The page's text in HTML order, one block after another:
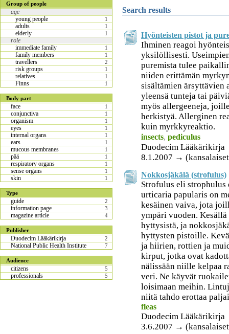
Group of people
age
young people
1
adults 1
elderly 1
role
immediate family
1
family members 1
travellers 2
risk groups 1
relatives 1
Finns 1
Body part
face 1
conjunctiva 1
organism 1
eyes 1
internal organs 1
ears 1
mucous membranes 1
pää 1
respiratory organs 1
sense organs 1
skin 1
Type
guide 2
information page 3
magazine article 4
Publisher
Duodecim Lääkärikirja 2
National Public Health Institute 7
Audience
citizens 5
professionals 5
Search results
Hyönteisten pistot ja
Ihminen reagoi
yksilöllisesti.
puremista tulee
niiden erittämän
sisältämien ärsyttävien
yleensä tunteja tai
myös allergeeneja,
herkistyä. Allerginen
kuin myrkkyreaktio.
insects, pediculus
Duodecim Lääkärikirja
8.1.2007 →
Nokkosjäkälä (strofulus)
Strofulus eli
urticaria papularis on
kesäinen vaiva, jota
ympäri vuoden.
hyttysistä, ja
hyttysten pistoille.
ja hiirien, rottien ja
kirput, jotka ovat
nälissään niille kelpaa
veri. Ne käyvät
loisimaan meihin.
niitä tahdo erottaa
fleas
Duodecim Lääkärikirja
3.6.2007 →